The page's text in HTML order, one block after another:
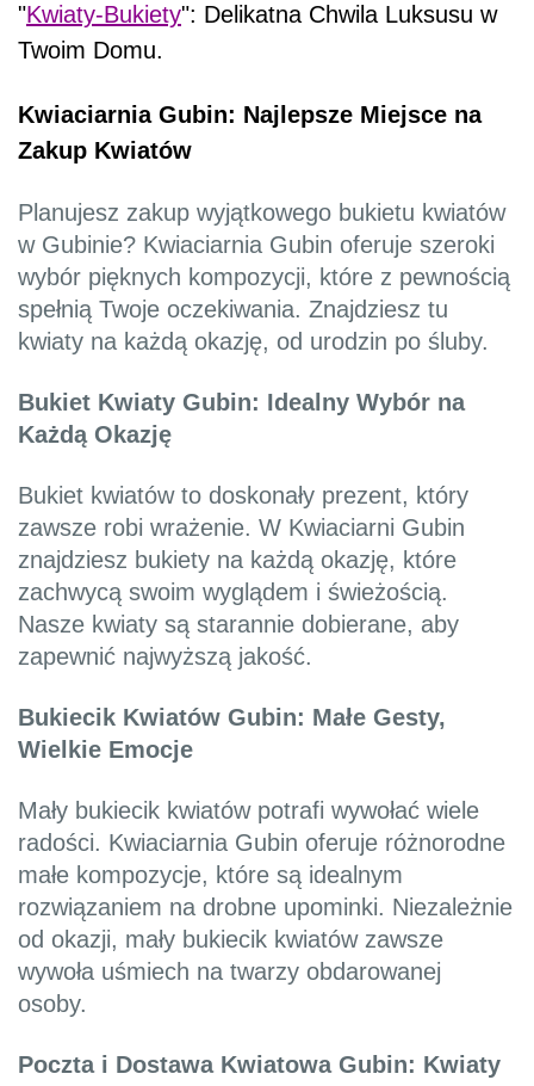
"Kwiaty-Bukiety": Delikatna Chwila Luksusu w
Twoim Domu.
Kwiaciarnia Gubin: Najlepsze Miejsce na
Zakup Kwiatów
Planujesz zakup wyjątkowego bukietu kwiatów
w Gubinie? Kwiaciarnia Gubin oferuje szeroki
wybór pięknych kompozycji, które z pewnością
spełnią Twoje oczekiwania. Znajdziesz tu
kwiaty na każdą okazję, od urodzin po śluby.
Bukiet Kwiaty Gubin: Idealny Wybór na
Każdą Okazję
Bukiet kwiatów to doskonały prezent, który
zawsze robi wrażenie. W Kwiaciarni Gubin
znajdziesz bukiety na każdą okazję, które
zachwycą swoim wyglądem i świeżością.
Nasze kwiaty są starannie dobierane, aby
zapewnić najwyższą jakość.
Bukiecik Kwiatów Gubin: Małe Gesty,
Wielkie Emocje
Mały bukiecik kwiatów potrafi wywołać wiele
radości. Kwiaciarnia Gubin oferuje różnorodne
małe kompozycje, które są idealnym
rozwiązaniem na drobne upominki. Niezależnie
od okazji, mały bukiecik kwiatów zawsze
wywoła uśmiech na twarzy obdarowanej
osoby.
Poczta i Dostawa Kwiatowa Gubin: Kwiaty